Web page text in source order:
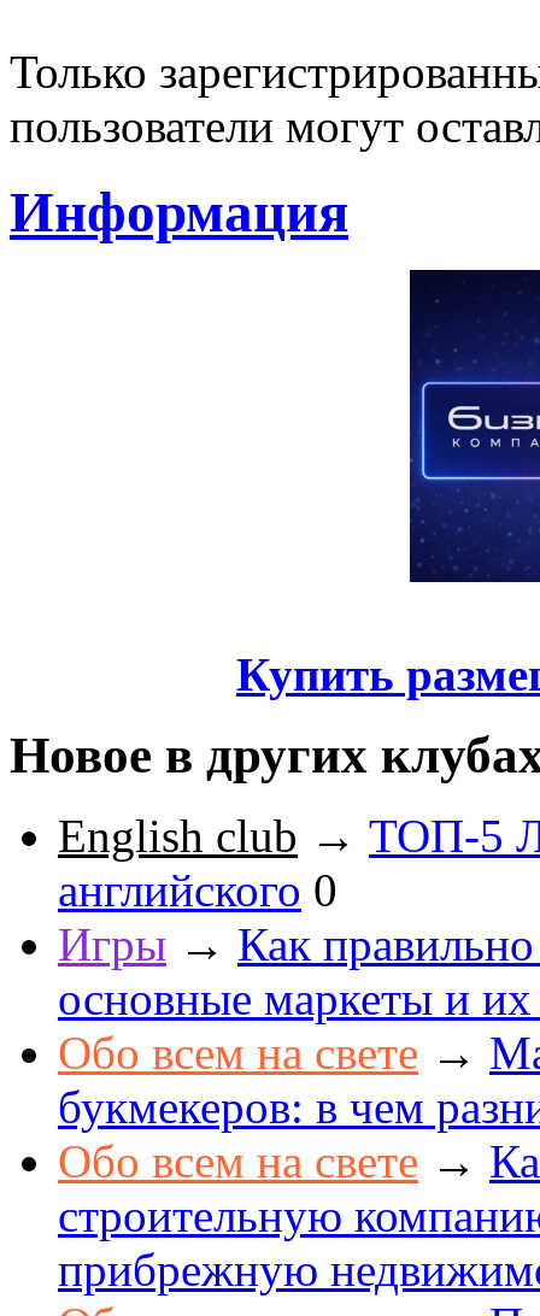
Только
пользователи могут
Информация
Купить
Новое в других
English club → ТОП-5
английского 0
Игры → Как
основные маркеты и
Обо всем на свете →
букмекеров: в чем
Обо всем на свете →
строительную
прибрежную